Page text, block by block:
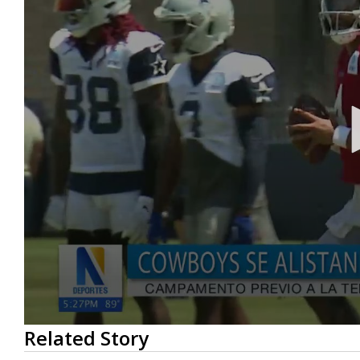
0
seconds
of
Related Story